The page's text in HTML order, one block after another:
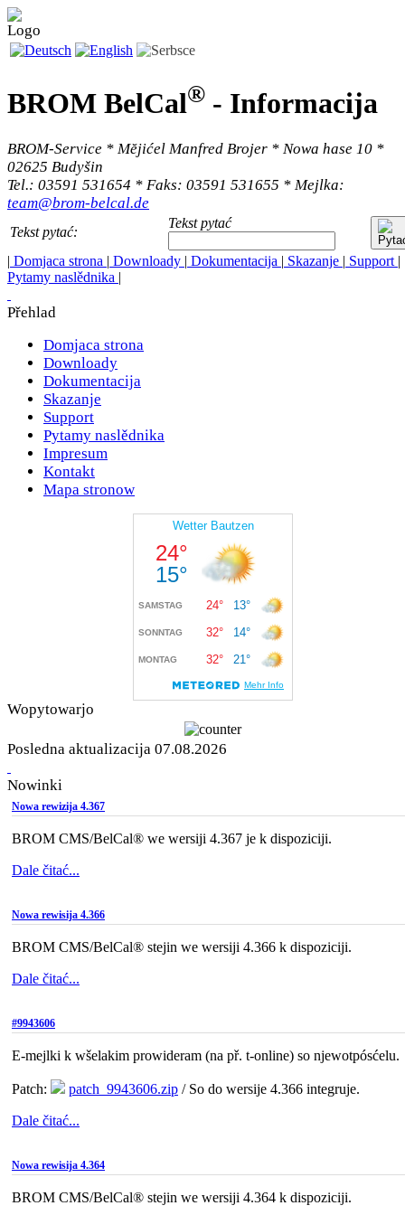
BROM BelCal® - Informacija
BROM-Service * Mĕjićel Manfred Brojer * Nowa hase 10 *
02625 Budyšin
Tel.: 03591 531654 * Faks: 03591 531655 * Mejlka:
team@brom-belcal.de
Tekst pytać:
Tekst pytać
| Domjaca strona | Downloady | Dokumentacija | Skazanje | Support |
Pytamy naslědnika |
Přehlad
Domjaca strona
Downloady
Dokumentacija
Skazanje
Support
Pytamy naslědnika
Impresum
Kontakt
Mapa stronow
Wopytowarjo
Posledna aktualizacija 07.08.2026
Nowinki
Nowa rewizija 4.367
BROM CMS/BelCal® we wersiji 4.367 je k dispoziciji.
Dale čitać...
Nowa rewisija 4.366
BROM CMS/BelCal® stejin we wersiji 4.366 k dispoziciji.
Dale čitać...
#9943606
E-mejlki k wšelakim prowideram (na př. t-online) so njewotpósćelu.
Patch: patch_9943606.zip / So do wersije 4.366 integruje.
Dale čitać...
Nowa rewisija 4.364
BROM CMS/BelCal® stejin we wersiji 4.364 k dispoziciji.